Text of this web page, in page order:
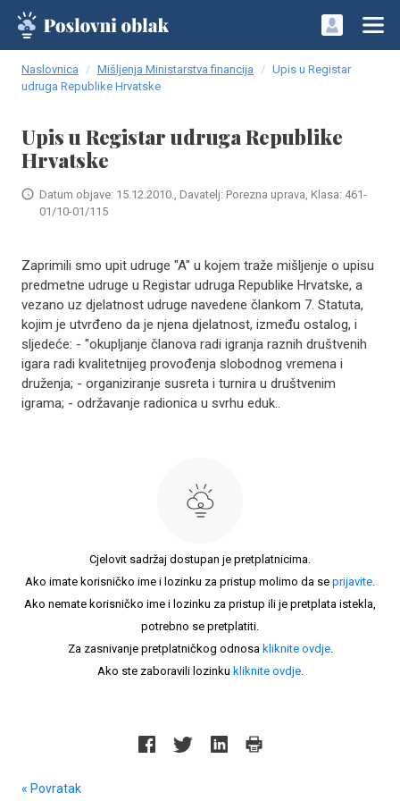
Naslovnica Mišljenja Ministarstva financija
Upis u Registar
udruga Republike Hrvatske
Upis u Registar udruga Republike
Hrvatske
Datum objave: 15.12.2010., Davatelj: Porezna uprava, Klasa: 461-
01/10-01/115
Zaprimili smo upit udruge "A" u kojem traže mišljenje o upisu
predmetne udruge u Registar udruga Republike Hrvatske, a
vezano uz djelatnost udruge navedene člankom 7. Statuta,
kojim je utvrđeno da je njena djelatnost, između ostalog, i
sljedeće: - "okupljanje članova radi igranja raznih društvenih
igara radi kvalitetnijeg provođenja slobodnog vremena i
druženja; - organiziranje susreta i turnira u društvenim
igrama; - održavanje radionica u svrhu eduk..
Cjelovit sadržaj dostupan je pretplatnicima.
Ako imate korisničko ime i lozinku za pristup molimo da se prijavite.
Ako nemate korisničko ime i lozinku za pristup ili je pretplata istekla,
potrebno se pretplatiti.
Za zasnivanje pretplatničkog odnosa kliknite ovdje.
Ako ste zaboravili lozinku kliknite ovdje.
« Povratak